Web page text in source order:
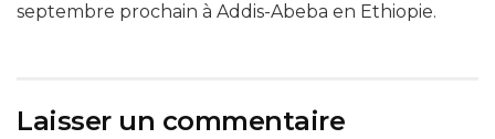
septembre prochain à Addis-Abeba en Ethiopie.
Laisser un commentaire